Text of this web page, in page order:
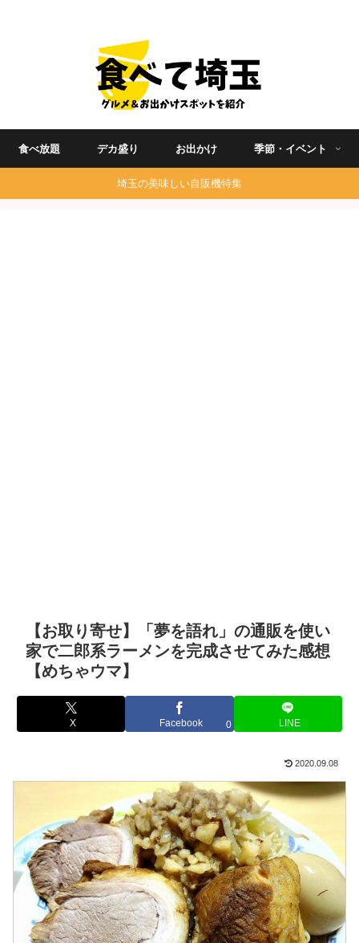
食べ放題 デカ盛り お出かけ 季節・イベント
埼玉の美味しい自販機特集
【お取り寄せ】「夢を語れ」の通販を使い
家で二郎系ラーメンを完成させてみた感想
【めちゃウマ】
X Facebook 0 LINE
2020.09.08